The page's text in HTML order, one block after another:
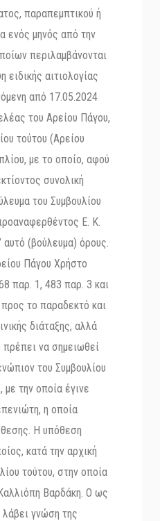
παραπεμπτικού ή
ενός μηνός από την
περιλαμβάνονται
αιτιολογίας
από 17.05.2024
του Αρείου Πάγου,
τούτου (Αρείου
με το οποίο, αφού
συνολική
του Συμβουλίου
Ε. Κ.
(βούλευμα) όρους.
Πάγου Χρήστο
παρ. 1, 483 παρ. 3 και
το παραδεκτό και
διάταξης, αλλά
πρέπει να σημειωθεί
του Συμβουλίου
την οποία έγινε
η οποία
Η υπόθεση
κατά την αρχική
τούτου, στην οποία
Βαρδάκη. Ο ως
γνώση της